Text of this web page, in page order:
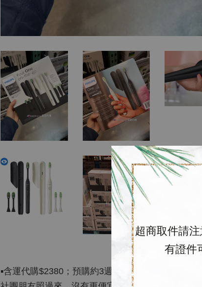
超商取件請
有證件
▪️含運代購$2380；預購約3週左右